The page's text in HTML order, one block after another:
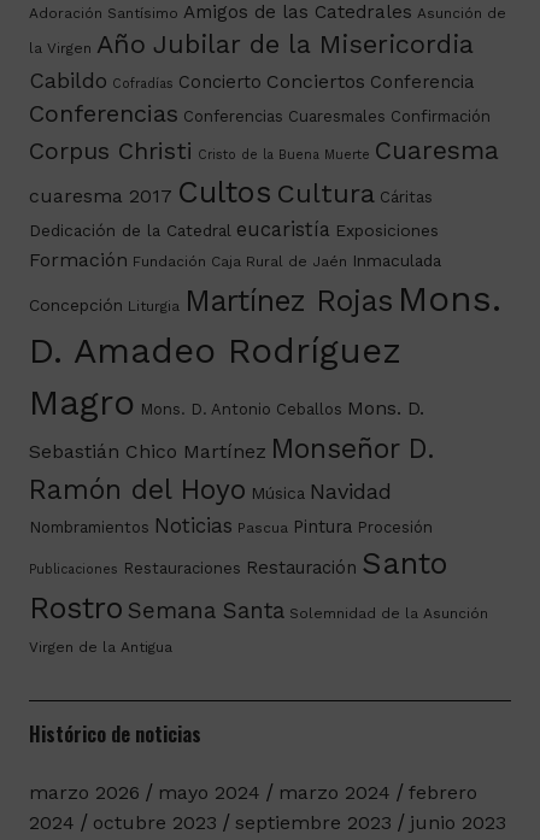
Adoración Santísimo Amigos de las Catedrales Asunción de
la Virgen Año Jubilar de la Misericordia
Cabildo Cofradías Concierto Conciertos Conferencia
Conferencias Conferencias Cuaresmales Confirmación
Corpus Christi Cristo de la Buena Muerte Cuaresma
cuaresma 2017 Cultos Cultura Cáritas
Dedicación de la Catedral eucaristía Exposiciones
Formación Fundación Caja Rural de Jaén Inmaculada
Concepción Liturgia Martínez Rojas Mons.
D. Amadeo Rodríguez
Magro Mons. D. Antonio Ceballos Mons. D.
Sebastián Chico Martínez Monseñor D.
Ramón del Hoyo Música Navidad
Nombramientos Noticias Pascua Pintura Procesión
Publicaciones Restauraciones Restauración Santo
Rostro Semana Santa Solemnidad de la Asunción
Virgen de la Antigua
Histórico de noticias
marzo 2026 mayo 2024 marzo 2024
febrero
2024
octubre 2023 septiembre 2023
junio 2023